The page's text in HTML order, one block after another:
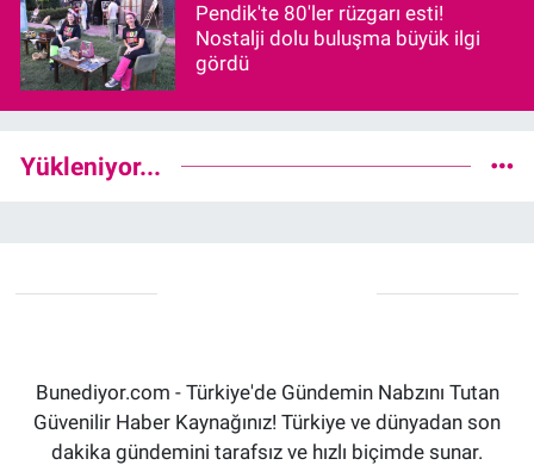
Pendik'te 80'ler rüzgarı esti!
Nostalji dolu buluşma büyük ilgi
gördü
Yükleniyor...
Bunediyor.com - Türkiye'de Gündemin Nabzını Tutan
Güvenilir Haber Kaynağınız! Türkiye ve dünyadan son
dakika gündemini tarafsız ve hızlı biçimde sunar.